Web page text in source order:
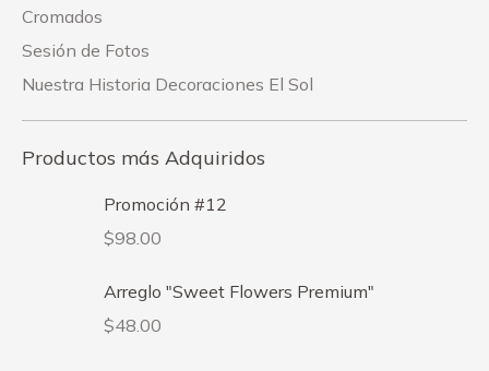
Cromados
Sesión de Fotos
Nuestra Historia Decoraciones El Sol
Productos más Adquiridos
Promoción #12
$98.00
Arreglo "Sweet Flowers Premium"
$48.00